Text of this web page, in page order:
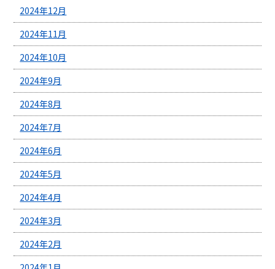
2024年12月
2024年11月
2024年10月
2024年9月
2024年8月
2024年7月
2024年6月
2024年5月
2024年4月
2024年3月
2024年2月